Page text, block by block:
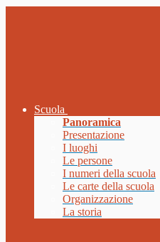
Scuola
Panoramica
Presentazione
I luoghi
Le persone
I numeri della scuola
Le carte della scuola
Organizzazione
La storia